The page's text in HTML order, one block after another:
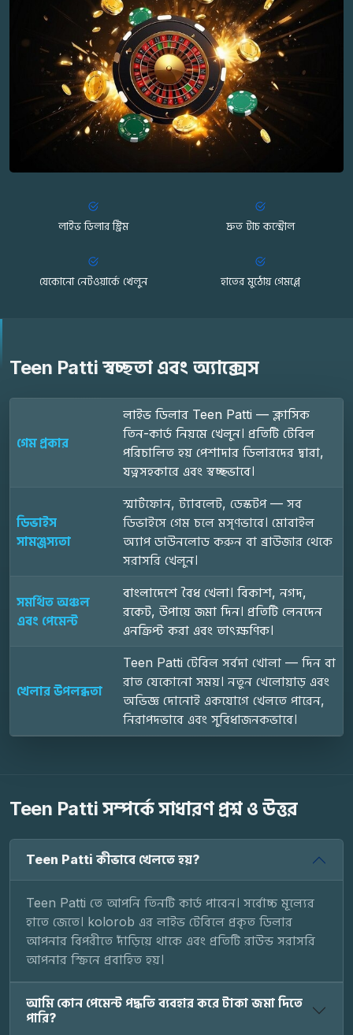
লাইভ ডিলার স্ট্রিম দ্রুত টাচ কন্ট্রোল
যেকোনো নেটওয়ার্কে খেলুন হাতের মুঠোয় গেমপ্লে
Teen Patti স্বচ্ছতা এবং অ্যাক্সেস
গেম প্রকার
লাইভ ডিলার Teen Patti — ক্লাসিক
তিন-কার্ড নিয়মে খেলুন। প্রতিটি টেবিল
পরিচালিত হয় পেশাদার ডিলারদের দ্বারা,
যত্নসহকারে এবং স্বচ্ছভাবে।
ডিভাইস
সামঞ্জস্যতা
স্মার্টফোন, ট্যাবলেট, ডেস্কটপ — সব
ডিভাইসে গেম চলে মসৃণভাবে। মোবাইল
অ্যাপ ডাউনলোড করুন বা ব্রাউজার থেকে
সরাসরি খেলুন।
সমর্থিত অঞ্চল
এবং পেমেন্ট
বাংলাদেশে বৈধ খেলা। বিকাশ, নগদ,
রকেট, উপায়ে জমা দিন। প্রতিটি লেনদেন
এনক্রিপ্ট করা এবং তাৎক্ষণিক।
খেলার উপলব্ধতা
Teen Patti টেবিল সর্বদা খোলা — দিন বা
রাত যেকোনো সময়। নতুন খেলোয়াড় এবং
অভিজ্ঞ দোনোই একযোগে খেলতে পারেন,
নিরাপদভাবে এবং সুবিধাজনকভাবে।
Teen Patti সম্পর্কে সাধারণ প্রশ্ন ও উত্তর
Teen Patti কীভাবে খেলতে হয়?
Teen Patti তে আপনি তিনটি কার্ড পাবেন। সর্বোচ্চ মূল্যের
হাতে জেতে। kolorob এর লাইভ টেবিলে প্রকৃত ডিলার
আপনার বিপরীতে দাঁড়িয়ে থাকে এবং প্রতিটি রাউন্ড সরাসরি
আপনার স্ক্রিনে প্রবাহিত হয়।
আমি কোন পেমেন্ট পদ্ধতি ব্যবহার করে টাকা জমা দিতে
পারি?